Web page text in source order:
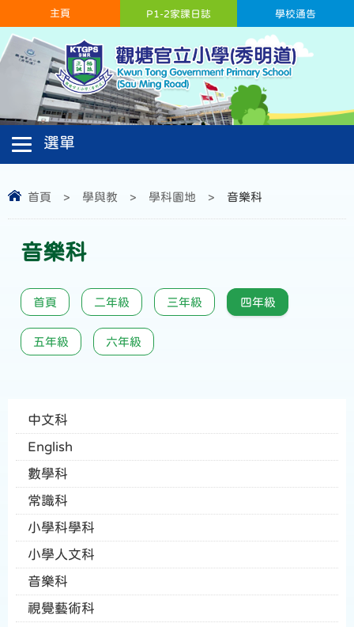
主頁 學校通告
P1-2家課日誌
首頁 > 學與教 > 學科園地 > 音樂科
音樂科
首頁 二年級 三年級 四年級
五年級 六年級
中文科
English
數學科
常識科
小學科學科
小學人文科
音樂科
視覺藝術科